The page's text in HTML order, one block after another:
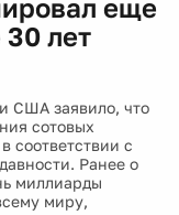
еще
лет
США заявило, что
сотовых
соответствии с
Ранее о
миллиарды
миру,